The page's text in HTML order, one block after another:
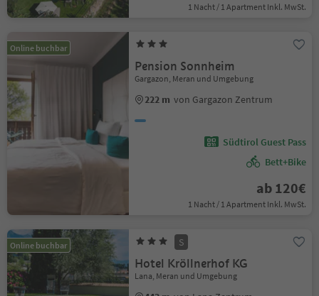
1 Nacht / 1 Apartment Inkl. MwSt.
Online buchbar
Pension Sonnheim
Gargazon, Meran und Umgebung
222 m von Gargazon Zentrum
Südtirol Guest Pass
Bett+Bike
ab 120€
1 Nacht / 1 Apartment Inkl. MwSt.
Online buchbar S
Hotel Kröllnerhof KG
Lana, Meran und Umgebung